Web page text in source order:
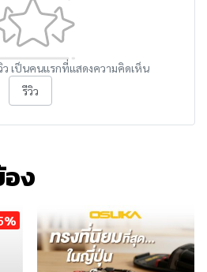
เป็นคนแรกที่แสดงความคิดเห็น
รีวิว
ง